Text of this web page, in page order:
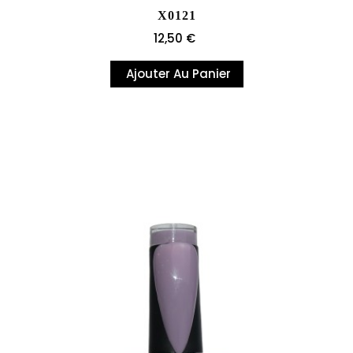
X0121
Prix
12,50 €
Ajouter Au Panier